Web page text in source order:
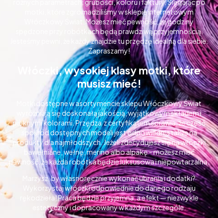
motki, które zgromadziliśmy w sklepie internetowym
Włóczkowy Świat. Możesz mieć pewność, że godziny
spędzone przy robótkach będą prawdziwą przyjemnością.
Jesteśmy pewni, że każdy znajdzie tu przędzę idealną dla siebie.
Zapraszamy!
Włóczki, wysokiej klasy motki, które
musisz mieć!
Motki dostępne w asortymencie sklepu Włóczkowy Świat
wyróżniają się doskonałą jakością, wyjątkowym składem i
pięknymi kolorami. Przędza z certyfikatem sprawia, że część
spośród dostępnych modeli jest odpowiednia także na
produkty dla najmłodszych. Jeżeli zdecydujesz się na włóczki
bawełniane, wełnę, merino albo alpakę - możesz mieć
pewność, że każda robótka będzie luksusowa i niepowtarzalna.
Marzysz, by własnoręcznie wykonać ubrania i dodatki?
Wykorzystaj włóczki odpowiednie do danego rodzaju
rękodzieła! Praca będzie przyjemna, a efekt — niezwykle
estetyczny i dopracowany w każdym szczególe.